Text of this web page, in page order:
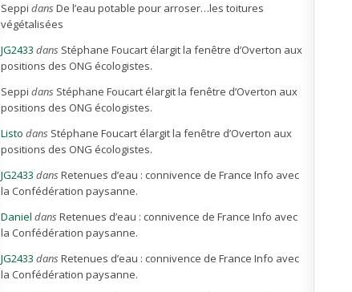
Seppi dansDe l’eau potable pour arroser…les toitures
végétalisées
JG2433 dans Stéphane Foucart élargit la fenêtre d’Overton aux
positions des ONG écologistes.
Seppi dans Stéphane Foucart élargit la fenêtre d’Overton aux
positions des ONG écologistes.
Listo dans Stéphane Foucart élargit la fenêtre d’Overton aux
positions des ONG écologistes.
JG2433 dansRetenues d’eau : connivence de France Info avec
la Confédération paysanne.
Daniel dansRetenues d’eau : connivence de France Info avec
la Confédération paysanne.
JG2433 dansRetenues d’eau : connivence de France Info avec
la Confédération paysanne.